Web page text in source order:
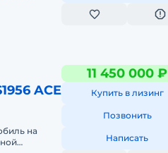
ACE
на
11 450 000 ₽
Купить в лизинг
Позвонить
Написать